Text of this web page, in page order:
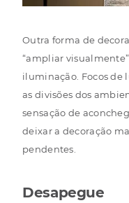
Outra forma de
“ampliar
iluminação. Focos de
as divisões dos
sensação de
deixar a decoração
pendentes.
Desapegue